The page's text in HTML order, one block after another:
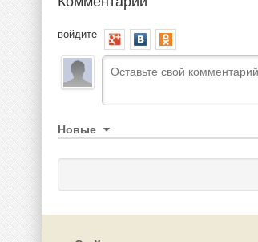
войдите
Новые